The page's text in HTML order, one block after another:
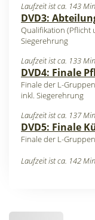
Laufzeit ist ca. 143
DVD3:
Qualifikation (Pflicht
Siegerehrung
Laufzeit ist ca. 133
DVD4: Finale
Finale der L-
inkl. Siegerehrung
Laufzeit ist ca. 137
DVD5: Finale
Finale der L-
Laufzeit ist ca. 142